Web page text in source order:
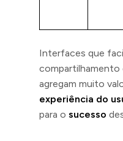
Interfaces que
compartilhamento
agregam muito
experiência do
para o sucesso